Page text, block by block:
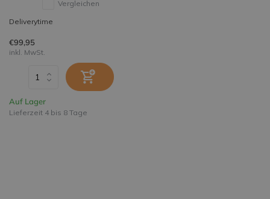
Vergleichen
Deliverytime
€99,95
inkl. MwSt.
Auf Lager
Lieferzeit 4 bis 8 Tage